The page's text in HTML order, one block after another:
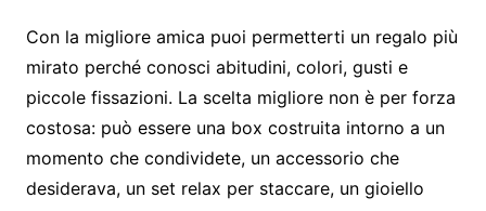
Con la migliore amica puoi permetterti un regalo più
mirato perché conosci abitudini, colori, gusti e
piccole fissazioni. La scelta migliore non è per forza
costosa: può essere una box costruita intorno a un
momento che condividete, un accessorio che
desiderava, un set relax per staccare, un gioiello